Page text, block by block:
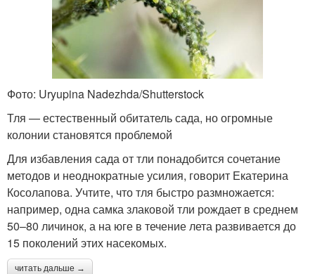
Фото: Uryupina Nadezhda/Shutterstock
Тля — естественный обитатель сада, но огромные
колонии становятся проблемой
Для избавления сада от тли понадобится сочетание
методов и неоднократные усилия, говорит Екатерина
Косолапова. Учтите, что тля быстро размножается:
например, одна самка злаковой тли рождает в среднем
50–80 личинок, а на юге в течение лета развивается до
15 поколений этих насекомых.
читать дальше →